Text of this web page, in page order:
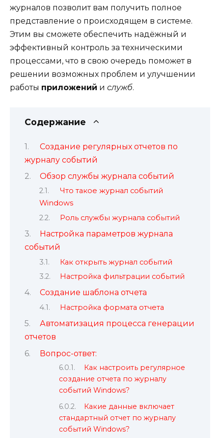
журналов позволит вам получить полное
представление о происходящем в системе.
Этим вы сможете обеспечить надёжный и
эффективный контроль за техническими
процессами, что в свою очередь поможет в
решении возможных проблем и улучшении
работы приложений и служб.
Содержание
Создание регулярных отчетов по
журналу событий
Обзор службы журнала событий
Что такое журнал событий
Windows
Роль службы журнала событий
Настройка параметров журнала
событий
Как открыть журнал событий
Настройка фильтрации событий
Создание шаблона отчета
Настройка формата отчета
Автоматизация процесса генерации
отчетов
Вопрос-ответ:
Как настроить регулярное
создание отчета по журналу
событий Windows?
Какие данные включает
стандартный отчет по журналу
событий Windows?